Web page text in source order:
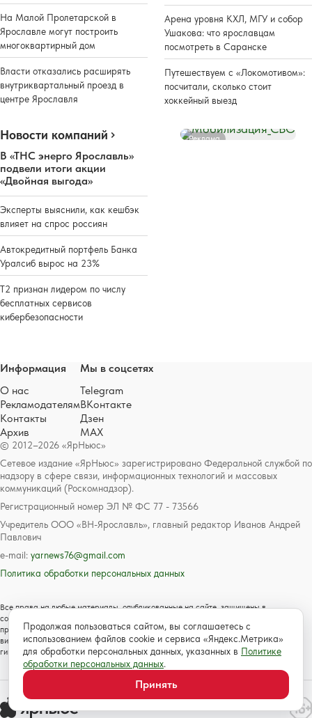
На Малой Пролетарской в
Ярославле могут построить
многоквартирный дом
Власти отказались расширять
внутриквартальный проезд в
центре Ярославля
Арена уровня КХЛ, МГУ и собор
Ушакова: что ярославцам
посмотреть в Саранске
Путешествуем с «Локомотивом»:
посчитали, сколько стоит
хоккейный выезд
Новости компаний
В «ТНС энерго Ярославль»
подвели итоги акции
«Двойная выгода»
Эксперты выяснили, как кешбэк
влияет на спрос россиян
Автокредитный портфель Банка
Уралсиб вырос на 23%
Т2 признан лидером по числу
бесплатных сервисов
кибербезопасности
Реклама
© 2012–2026 «ЯрНьюс»
Сетевое издание «ЯрНьюс» зарегистрировано Федеральной службой по
надзору в сфере связи, информационных технологий и массовых
коммуникаций (Роскомнадзор).
Регистрационный номер ЭЛ № ФС 77 - 73566
Учредитель ООО «ВН-Ярославль», главный редактор Иванов Андрей
Павлович
e-mail: yarnews76@gmail.com
Политика обработки персональных данных
Все права на любые материалы, опубликованные на сайте, защищены в
соответствии с российским и международным законодательством об авторском
праве и смежных правах. Любое использование текстовых, фото, аудио и
видеоматериалов возможно только с согласия правообладателя с обязательной
гиперссылкой на сайт https://www.yarnews.net; Для детей старше 16 лет.
Информация
О нас
Рекламодателям
Контакты
Архив
Мы в соцсетях
Telegram
ВКонтакте
Дзен
MAX
Продолжая пользоваться сайтом, вы соглашаетесь с
использованием файлов cookie и сервиса «Яндекс.Метрика»
для обработки персональных данных, указанных в Политике
обработки персональных данных.
Принять